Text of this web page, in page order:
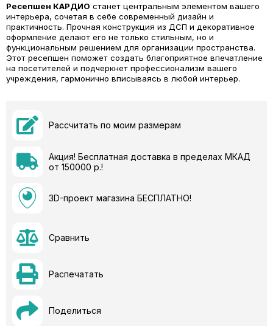
Ресепшен КАРДИО станет центральным элементом вашего
интерьера, сочетая в себе современный дизайн и
практичность. Прочная конструкция из ДСП и декоративное
оформление делают его не только стильным, но и
функциональным решением для организации пространства.
Этот ресепшен поможет создать благоприятное впечатление
на посетителей и подчеркнет профессионализм вашего
учреждения, гармонично вписываясь в любой интерьер.
Рассчитать по моим размерам
Акция! Бесплатная доставка в пределах МКАД
от 150000 р.!
3D-проект магазина БЕСПЛАТНО!
Сравнить
Распечатать
Поделиться